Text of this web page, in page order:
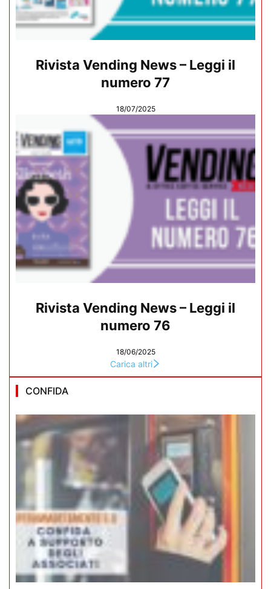
Rivista Vending News – Leggi il
numero 77
18/07/2025
Rivista Vending News – Leggi il
numero 76
18/06/2025
Carica altri
CONFIDA